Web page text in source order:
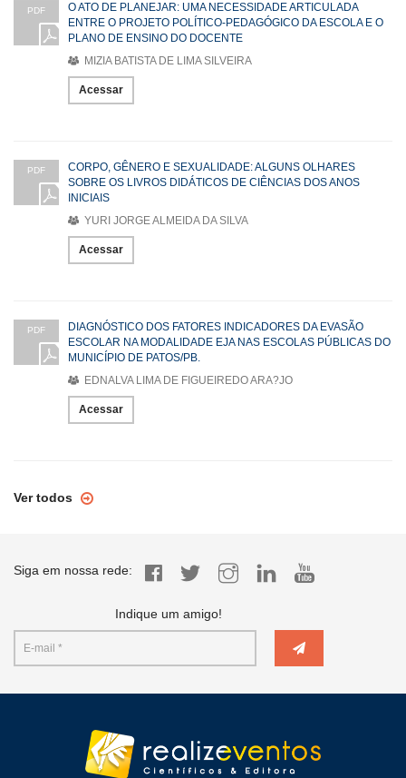
PDF
O ATO DE PLANEJAR: UMA NECESSIDADE ARTICULADA
ENTRE O PROJETO POLÍTICO-PEDAGÓGICO DA ESCOLA E O
PLANO DE ENSINO DO DOCENTE
MIZIA BATISTA DE LIMA SILVEIRA
Acessar
PDF
CORPO, GÊNERO E SEXUALIDADE: ALGUNS OLHARES
SOBRE OS LIVROS DIDÁTICOS DE CIÊNCIAS DOS ANOS
INICIAIS
YURI JORGE ALMEIDA DA SILVA
Acessar
PDF
DIAGNÓSTICO DOS FATORES INDICADORES DA EVASÃO
ESCOLAR NA MODALIDADE EJA NAS ESCOLAS PÚBLICAS DO
MUNICÍPIO DE PATOS/PB.
EDNALVA LIMA DE FIGUEIREDO ARA?JO
Acessar
Ver todos
Siga em nossa rede:
Indique um amigo!